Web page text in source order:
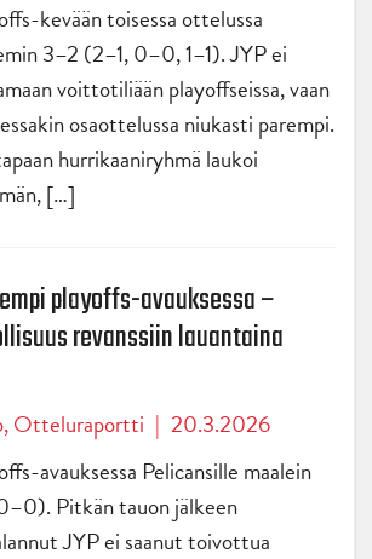
kevään toisessa ottelussa
3–2 (2–1, 0–0, 1–1). JYP ei
voittotiliään playoffseissa, vaan
osaottelussa niukasti parempi.
hurrikaaniryhmä laukoi
[…]
playoffs-avauksessa –
revanssiin lauantaina
,Otteluraportti | 20.3.2026
avauksessa Pelicansille maalein
Pitkän tauon jälkeen
JYP ei saanut toivottua